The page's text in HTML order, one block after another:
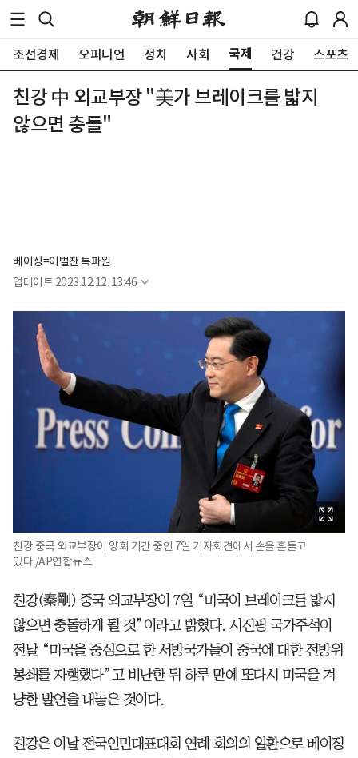
조선경제 오피니언 정치 사회 국제 건강 스포츠
친강 中 외교부장 "美가 브레이크를 밟지
않으면 충돌"
베이징=이벌찬 특파원
업데이트 2023.12.12. 13:46
친강 중국 외교부장이 양회 기간 중인 7일 기자회견에서 손을 흔들고
있다./AP연합뉴스
친강(秦剛) 중국 외교부장이 7일 “미국이 브레이크를 밟지
않으면 충돌하게 될 것”이라고 밝혔다. 시진핑 국가주석이
전날 “미국을 중심으로 한 서방국가들이 중국에 대한 전방위
봉쇄를 자행했다”고 비난한 뒤 하루 만에 또다시 미국을 겨
냥한 발언을 내놓은 것이다.
친강은 이날 전국인민대표대회 연례 회의의 일환으로 베이징